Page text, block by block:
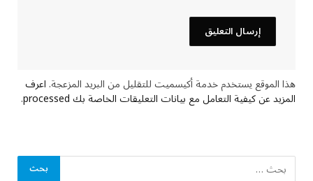
هذا الموقع يستخدم خدمة أكيسميت للتقليل من البريد المزعجة.اعرف
المزيد عن كيفية التعامل مع بيانات التعليقات الخاصة بك processed .